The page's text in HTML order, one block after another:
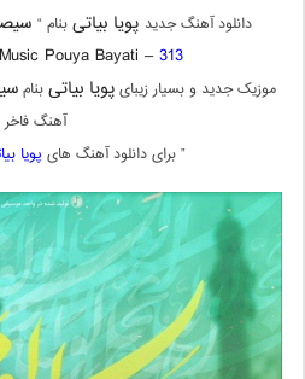
دانلود آهنگ جدید پویا بیاتیبنام “
Pouya Bayati –313
موزیک جدید و بسیار زیبایپویا بیاتیبنام
آهنگ فاخر
” برای دانلود آهنگ های پویا